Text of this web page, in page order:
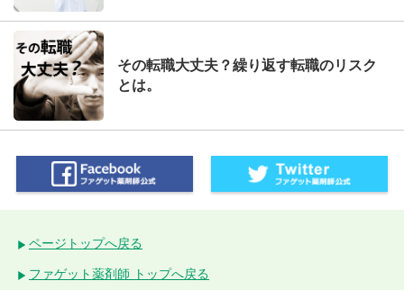
その転職大丈夫？繰り返す転職のリスク
とは。
ページトップへ戻る
ファゲット薬剤師 トップへ戻る